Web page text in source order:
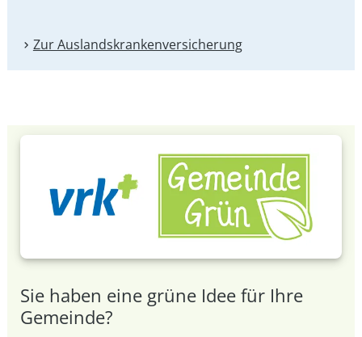
Zur Auslandskranken­versicherung
Sie haben eine grüne Idee für Ihre
Gemeinde?